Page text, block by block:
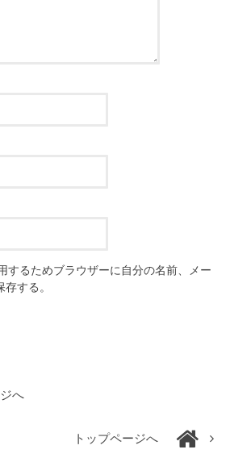
するためブラウザーに自分の名前、メー
する。
へ
トップページへ